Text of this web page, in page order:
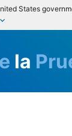
States
la